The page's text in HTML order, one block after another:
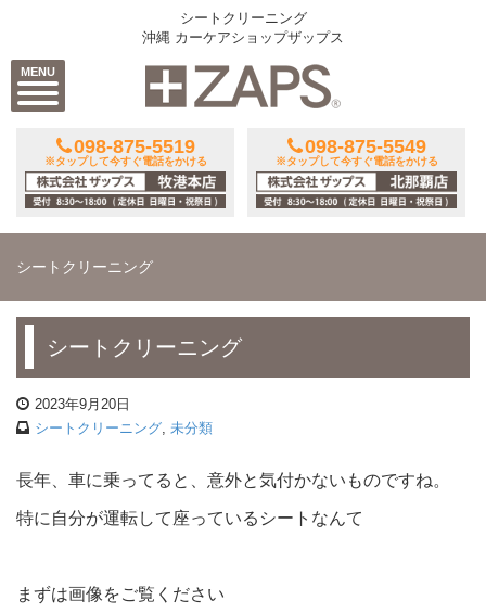
MENU
シートクリーニング
沖縄 カーケアショップザップス
098-875-5519
※タップして今すぐ電話をかける
098-875-5549
※タップして今すぐ電話をかける
シートクリーニング
シートクリーニング
2023年9月20日
シートクリーニング 未分類
長年、車に乗ってると、意外と気付かないものですね。
特に自分が運転して座っているシートなんて
まずは画像をご覧ください